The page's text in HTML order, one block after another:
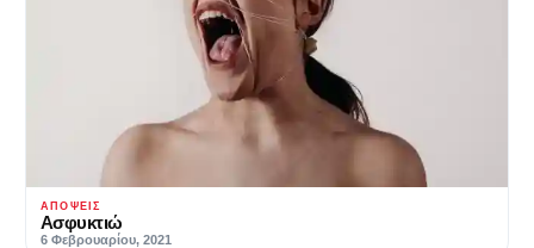
ΑΠΌΨΕΙΣ
Ασφυκτιώ
6 Φεβρουαρίου, 2021